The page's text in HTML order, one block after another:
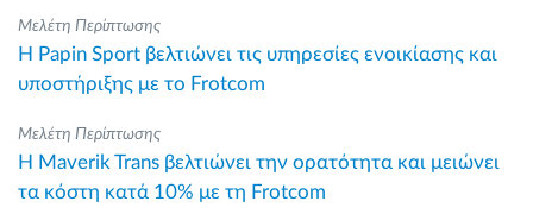
Μελέτη Περίπτωσης
Η Papin Sport βελτιώνει τις υπηρεσίες ενοικίασης και
υποστήριξης με το Frotcom
Μελέτη Περίπτωσης
Η Maverik Trans βελτιώνει την ορατότητα και μειώνει
τα κόστη κατά 10% με τη Frotcom